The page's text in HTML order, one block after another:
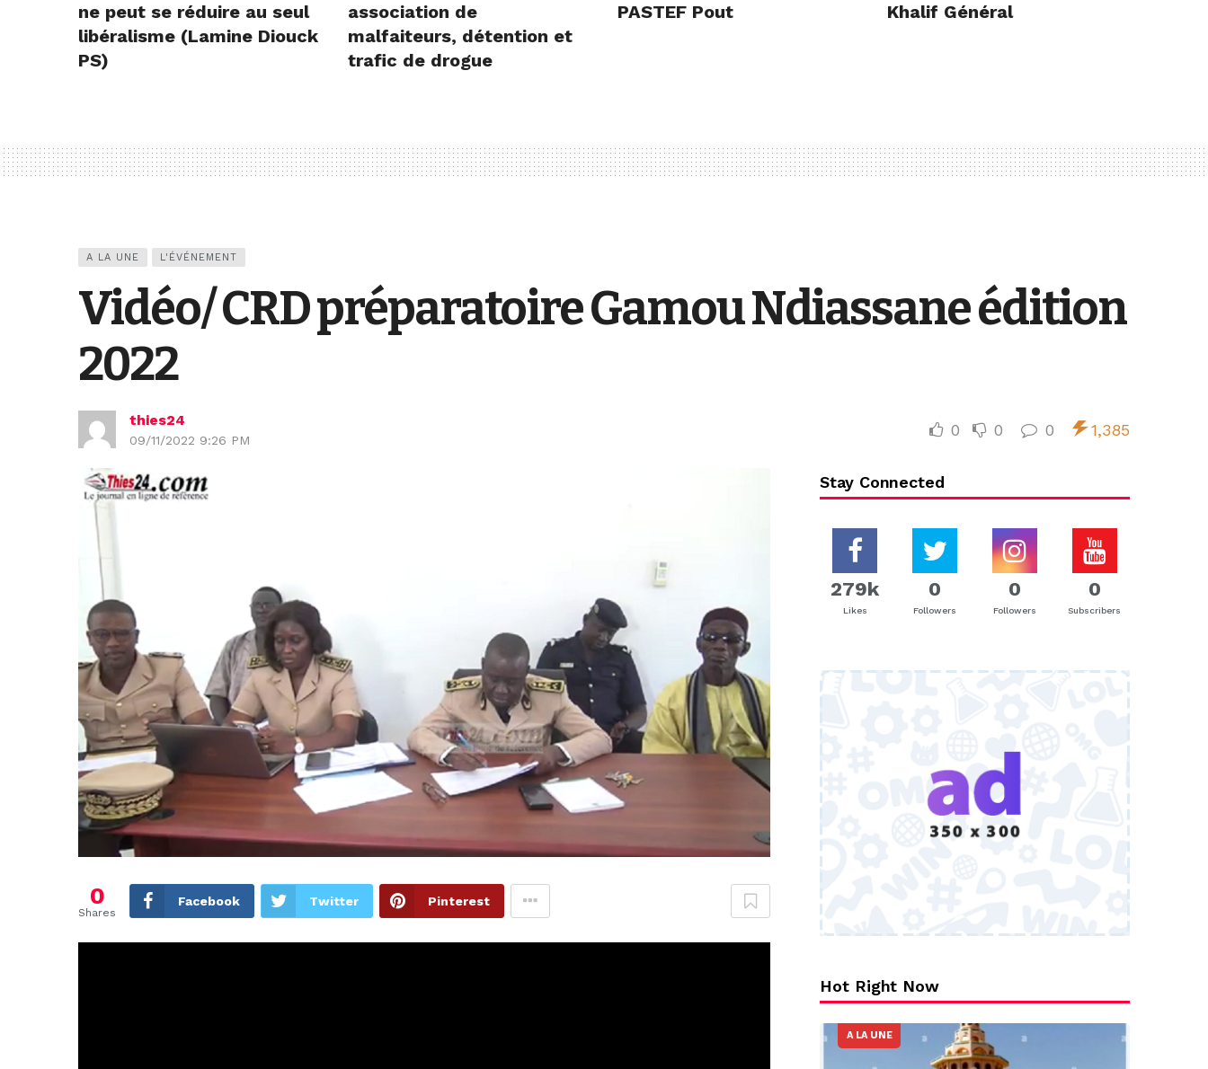
ne peut se réduire au seul
libéralisme (Lamine Diouck
PS)
association de
malfaiteurs, détention et
trafic de drogue
PASTEF Pout
Khalif Général
A LA UNE L'ÉVÉNEMENT
Vidéo/ CRD préparatoire Gamou Ndiassane édition
2022
thies24
09/11/2022 9:26 PM
0 0 0 1,385
0
Shares
Facebook Twitter Pinterest
Stay Connected
279k
Likes
0
Followers
0
Followers
0
Subscribers
Hot Right Now
A LA UNE